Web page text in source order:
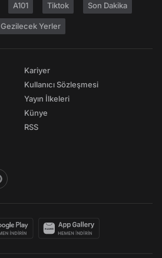
A101 Tiktok Son Dakika
Gezilecek Yerler
Kariyer
Kullanıcı Sözleşmesi
Yayın İlkeleri
Künye
RSS